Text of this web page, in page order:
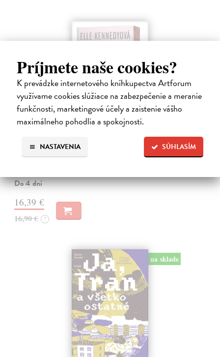
Príjmete naše cookies?
K prevádzke internetového kníhkupectva Artforum
využívame cookies slúžiace na zabezpečenie a meranie
funkčnosti, marketingové účely a zaistenie vášho
maximálneho pohodlia a spokojnosti.
SÚHLASÍM
NASTAVENIA
Skóre
Kennedy Elle| Kniha
Do 4 dní
16,39 €
16,90 € ?
na sklade